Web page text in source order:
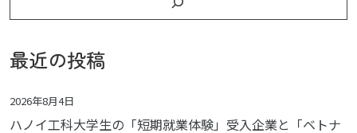
最近の投稿
ハノイ工科大学生の「短期就業体験」受入企業と「ベトナ
2026年8月4日